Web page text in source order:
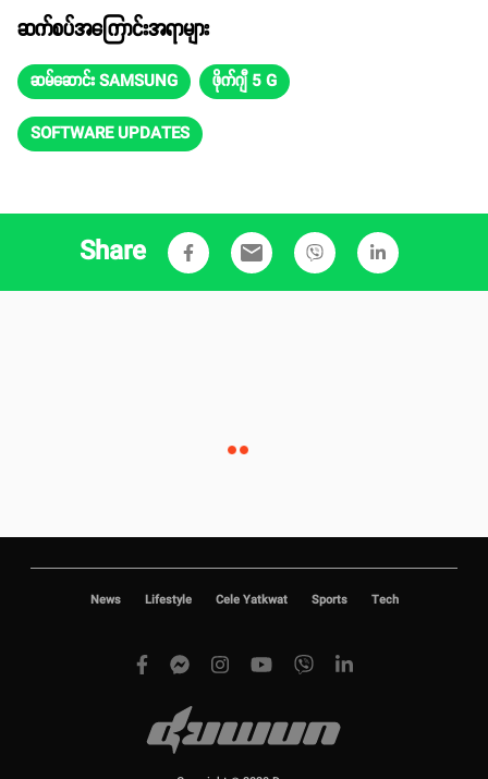
ဆက်စပ်အကြောင်းအရာများ
ဆမ်ဆောင်း SAMSUNG ဖိုက်ဂျီ 5 G
SOFTWARE UPDATES
Share email
News Lifestyle Cele Yatkwat Sports Tech